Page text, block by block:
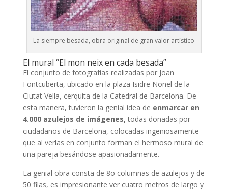
La siempre besada, obra original de gran valor artístico
El mural “El mon neix en cada besada”
El conjunto de fotografías realizadas por Joan
Fontcuberta, ubicado en la plaza Isidre Nonel de la
Ciutat Vella, cerquita de la Catedral de Barcelona. De
esta manera, tuvieron la genial idea de enmarcar en
4.000 azulejos de imágenes, todas donadas por
ciudadanos de Barcelona, colocadas ingeniosamente
que al verlas en conjunto forman el hermoso mural de
una pareja besándose apasionadamente.
La genial obra consta de 8o columnas de azulejos y de
50 filas, es impresionante ver cuatro metros de largo y